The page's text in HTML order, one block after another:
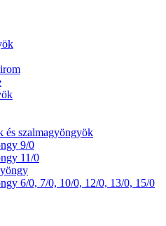
és szalmagyöngyök
9/0
11/0
6/0, 7/0, 10/0, 12/0, 13/0, 15/0